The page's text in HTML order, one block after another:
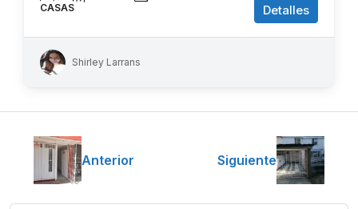
CASAS Detalles
Shirley Larrans
Anterior Siguiente